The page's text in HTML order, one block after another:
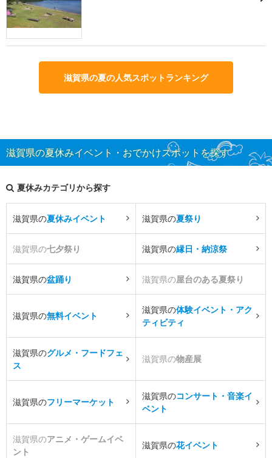
滋賀県の夏の人気スポットランキング
滋賀県の夏休みイベント・おでかけスポットを探す
夏休みカテゴリから探す
滋賀県の夏休みイベント 滋賀県の夏祭り
滋賀県の七夕祭り 滋賀県の縁日・納涼祭
滋賀県の盆踊り 滋賀県の屋台のある夏祭り
滋賀県の無料イベント
滋賀県の体験イベント・アク
ティビティ
滋賀県のグルメ・フードフェ
ス
滋賀県の物産展
滋賀県のフリーマーケット
滋賀県のコンサート・音楽イ
ベント
滋賀県のアニメ・ゲームイベ
ント
滋賀県の花イベント